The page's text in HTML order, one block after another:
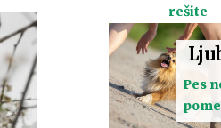
rešite
Pes